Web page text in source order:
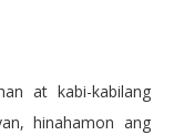
at kabi-kabilang
hinahamon ang